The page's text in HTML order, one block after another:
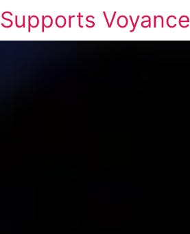
Supports Voyance